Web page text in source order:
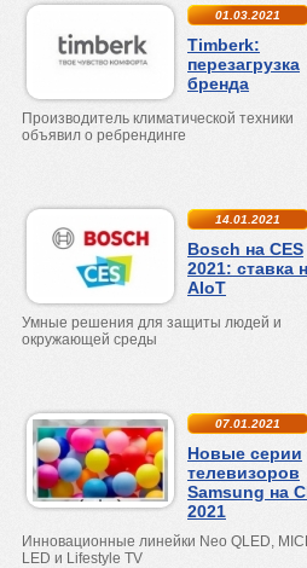
01.03.2021
Timberk:
перезагрузка
бренда
Производитель климатической техники
объявил о ребрендинге
14.01.2021
Bosch на CES
2021: ставка
AIoT
Умные решения для защиты людей и
окружающей среды
07.01.2021
Новые серии
телевизоров
Samsung на
2021
Инновационные линейки Neo QLED,
LED и Lifestyle TV